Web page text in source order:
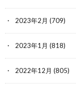
2023年2月 (709)
2023年1月 (818)
2022年12月 (805)